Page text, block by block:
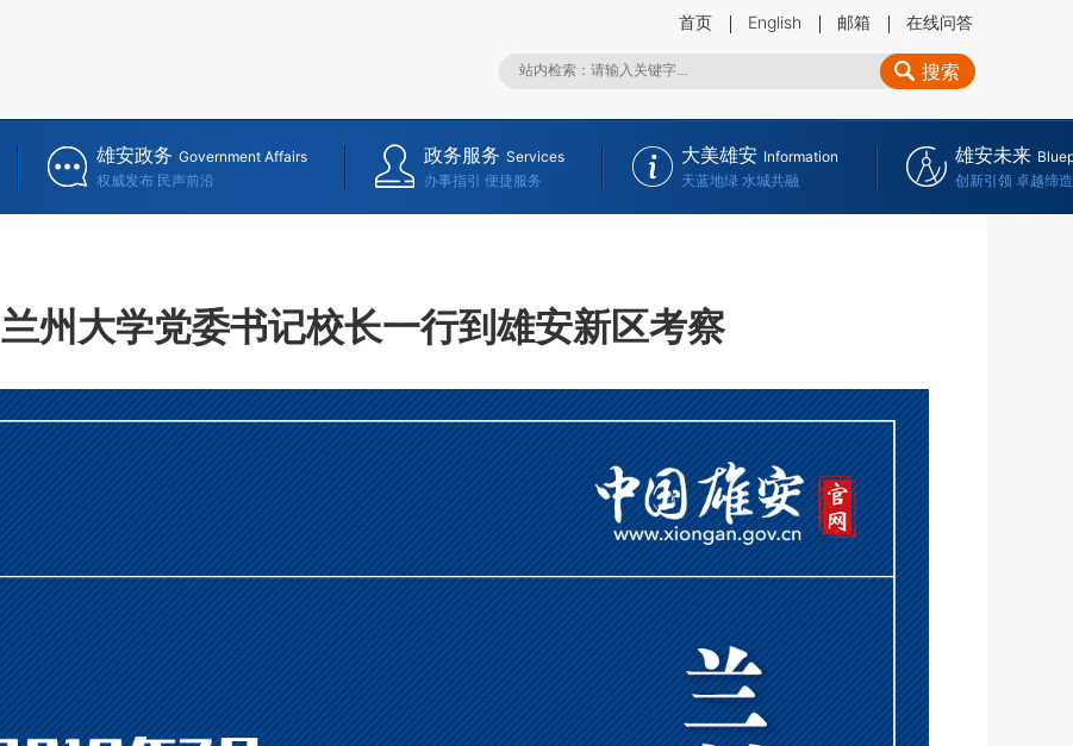
首页 English 邮箱 在线问答
搜索
雄安政务 Government Affairs
权威发布 民声前沿
政务服务 Services
办事指引 便捷服务
大美雄安 Information
天蓝地绿 水城共融
雄安未来
创新引领 卓越缔造
兰州大学党委书记校长一行到雄安新区考察